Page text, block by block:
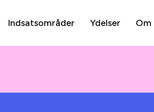
Indsatsområder Ydelser Om